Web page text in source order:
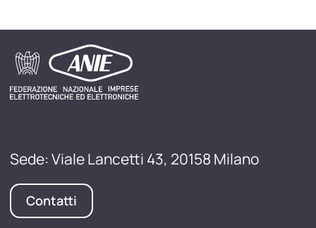
Sede: Viale Lancetti 43, 20158 Milano
Contatti